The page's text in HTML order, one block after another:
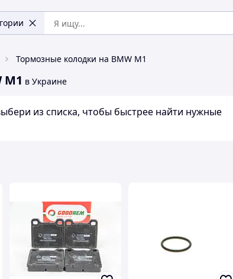
Тормозные колодки на BMW M1
M1 в Украине
из списка, чтобы быстрее найти нужные